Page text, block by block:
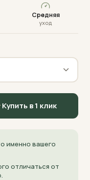
Средняя
уход
Купить в 1 клик
именно вашего
отличаться от